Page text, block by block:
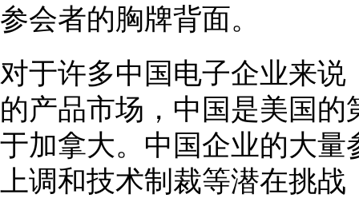
参会者的胸牌背面。
对于许多中国电子企业来
的产品市场，中国是美国
于加拿大。中国企业的大
上调和技术制裁等潜在挑